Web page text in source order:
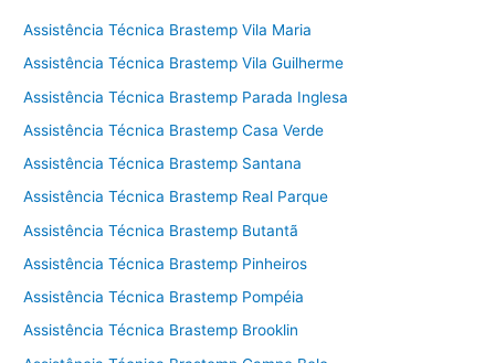
Assistência Técnica Brastemp Vila Maria
Assistência Técnica Brastemp Vila Guilherme
Assistência Técnica Brastemp Parada Inglesa
Assistência Técnica Brastemp Casa Verde
Assistência Técnica Brastemp Santana
Assistência Técnica Brastemp Real Parque
Assistência Técnica Brastemp Butantã
Assistência Técnica Brastemp Pinheiros
Assistência Técnica Brastemp Pompéia
Assistência Técnica Brastemp Brooklin